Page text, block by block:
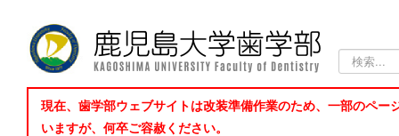
索...
現在、歯学部ウェブサイトは改装準備作業のため、一部のペ
いますが、何卒ご容赦ください。